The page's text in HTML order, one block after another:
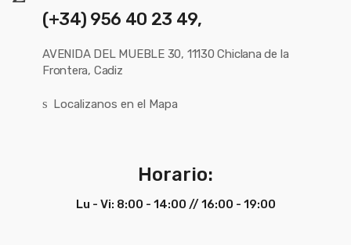
(+34) 956 40 23 49,
AVENIDA DEL MUEBLE 30, 11130 Chiclana de la
Frontera, Cadiz
Localizanos en el Mapa
Horario:
Lu - Vi: 8:00 - 14:00 // 16:00 - 19:00